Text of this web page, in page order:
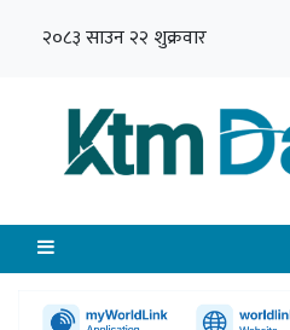
२०८३ साउन २२ शुक्रवार